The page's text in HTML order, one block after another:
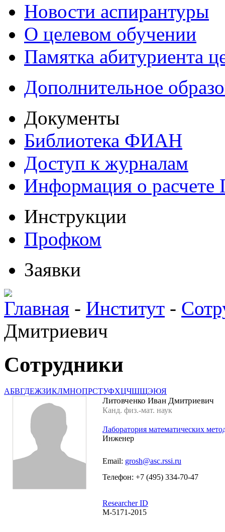
Новости аспирантуры
О целевом обучении
Памятка абитуриента
Дополнительное
Документы
Библиотека ФИАН
Доступ к журналам
Информация о
Инструкции
Профком
Заявки
Главная - Институт -
Дмитриевич
Сотрудники
АБВГДЕЖЗИКЛМНОПРСТУФХЦЧШЩЭЮЯ
Литовченко Иван Дмитриевич
Канд. физ.-мат. наук
Лаборатория математических
Инженер
Email: grosh@asc.rssi.ru
Телефон: +7 (495) 334-70-47
Researcher ID
M-5171-2015